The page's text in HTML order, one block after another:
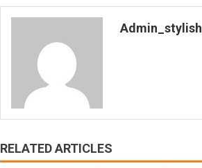
Admin_stylish
RELATED ARTICLES